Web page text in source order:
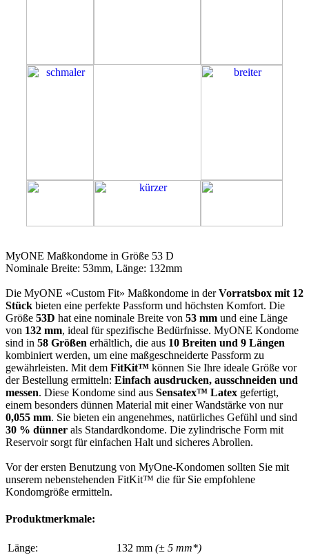
MyONE Maßkondome in Größe 53 D
Nominale Breite: 53mm, Länge: 132mm
Die MyONE «Custom Fit» Maßkondome in derVorratsbox mit 12
Stück bieten eine perfekte Passform und höchsten Komfort. Die
Größe 53D hat eine nominale Breite von 53 mm und eine Länge
von 132 mm, ideal für spezifische Bedürfnisse. MyONE Kondome
sind in 58 Größen erhältlich, die aus 10 Breiten und 9 Längen
kombiniert werden, um eine maßgeschneiderte Passform zu
gewährleisten. Mit dem FitKit™ können Sie Ihre ideale Größe vor
der Bestellung ermitteln: Einfach ausdrucken, ausschneiden und
messen. Diese Kondome sind aus Sensatex™ Latex gefertigt,
einem besonders dünnen Material mit einer Wandstärke von nur
0,055 mm. Sie bieten ein angenehmes, natürliches Gefühl und sind
30 % dünner als Standardkondome. Die zylindrische Form mit
Reservoir sorgt für einfachen Halt und sicheres Abrollen.
Vor der ersten Benutzung von MyOne-Kondomen sollten Sie mit
unserem nebenstehenden FitKit™ die für Sie empfohlene
Kondomgröße ermitteln.
Produktmerkmale:
Länge: 132 mm (± 5 mm*)